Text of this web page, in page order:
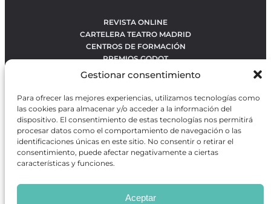
Gestionar consentimiento
Para ofrecer las mejores experiencias, utilizamos tecnologías como
las cookies para almacenar y/o acceder a la información del
dispositivo. El consentimiento de estas tecnologías nos permitirá
procesar datos como el comportamiento de navegación o las
identificaciones únicas en este sitio. No consentir o retirar el
consentimiento, puede afectar negativamente a ciertas
características y funciones.
Aceptar
REVISTA ONLINE
CARTELERA TEATRO MADRID
CENTROS DE FORMACIÓN
PREMIOS GODOT
CONTACTO
OBRAS MÁS VOTADAS
RANKING MEJORES OBRAS
BÚSQUEDA AVANZADA DE OBRAS
Revista GODOTes una revista independiente especializada
en información sobre artes escénicas de Madrid, gratuita y